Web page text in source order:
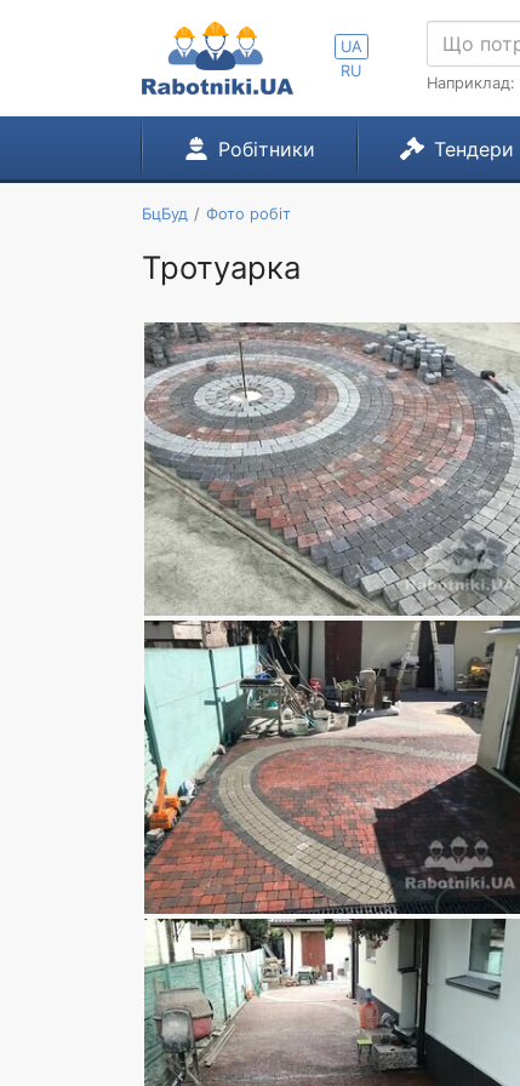
UA
RU
Наприклад:
Робітники Тендери
БцБуд Фото робіт
Тротуарка